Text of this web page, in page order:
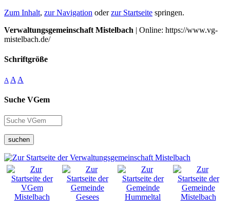
Zum Inhalt, zur Navigation oderzur Startseite springen.
Verwaltungsgemeinschaft Mistelbach | Online: https://www.vg-
mistelbach.de/
Schriftgröße
A A A
Suche VGem
suchen